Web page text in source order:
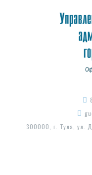
300000, г. Тула, ул.